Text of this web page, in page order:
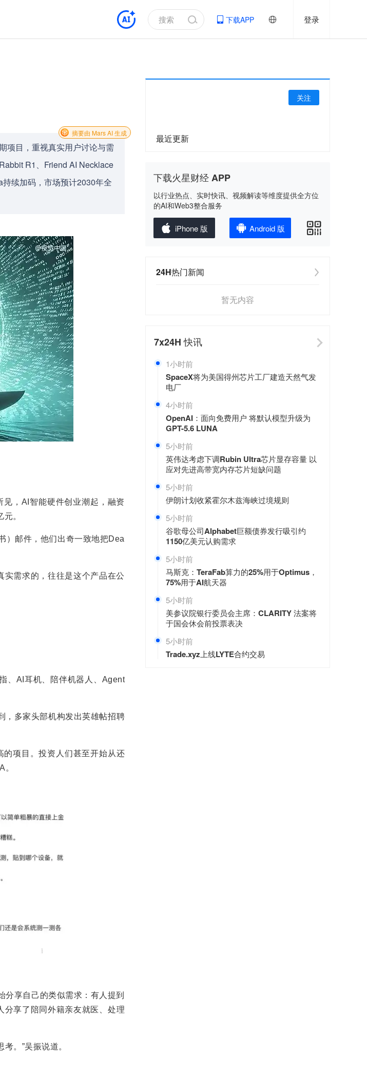
下载APP 登录
项目，重视真实用户讨论与需
R1、Friend AI Necklace
续加码，市场预计2030年全
摘要由 Mars AI 生成
，AI智能硬件创业潮起，融资
。
）邮件，他们出奇一致地把Dea
需求的，往往是这个产品在公
、AI耳机、陪伴机器人、Agent
，多家头部机构发出英雄帖招聘
的项目。投资人们甚至开始从还
分享自己的类似需求：有人提到
分享了陪同外籍亲友就医、处理
。”吴振说道。
关注
最近更新
下载火星财经 APP
以行业热点、实时快讯、视频解读等维度提供全方位
的AI和Web3整合服务
iPhone 版 Android 版
24H热门新闻
暂无内容
7x24H快讯
1小时前
SpaceX将为美国得州芯片工厂建造天然气发
电厂
4小时前
OpenAI：面向免费用户 将默认模型升级为
GPT-5.6 LUNA
5小时前
英伟达考虑下调Rubin Ultra芯片显存容量 以
应对先进高带宽内存芯片短缺问题
5小时前
伊朗计划收紧霍尔木兹海峡过境规则
5小时前
谷歌母公司Alphabet巨额债券发行吸引约
1150亿美元认购需求
5小时前
马斯克：TeraFab算力的25%用于Optimus，
75%用于AI航天器
5小时前
美参议院银行委员会主席：CLARITY 法案将
于国会休会前投票表决
5小时前
Trade.xyz上线LYTE合约交易